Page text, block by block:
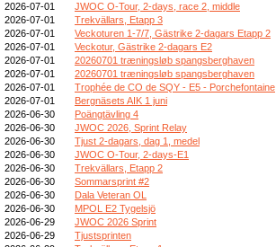
2026-07-01
JWOC O-Tour, 2-days, race 2, middle
2026-07-01
Trekvällars, Etapp 3
2026-07-01
Veckoturen 1-7/7, Gästrike 2-dagars Etapp 2
2026-07-01
Veckotur, Gästrike 2-dagars E2
2026-07-01
20260701 træningsløb spangsberghaven
2026-07-01
20260701 træningsløb spangsberghaven
2026-07-01
Trophée de CO de SQY - E5 - Porchefontaine
2026-07-01
Bergnäsets AIK 1 juni
2026-06-30
Poängtävling 4
2026-06-30
JWOC 2026, Sprint Relay
2026-06-30
Tjust 2-dagars, dag 1, medel
2026-06-30
JWOC O-Tour, 2-days-E1
2026-06-30
Trekvällars, Etapp 2
2026-06-30
Sommarsprint #2
2026-06-30
Dala Veteran OL
2026-06-30
MPOL E2 Tygelsjö
2026-06-29
JWOC 2026 Sprint
2026-06-29
Tjustsprinten